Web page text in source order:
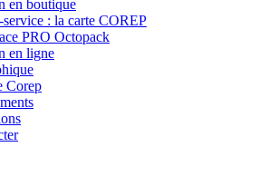
en boutique
: la carte COREP
PRO Octopack
en ligne
Corep